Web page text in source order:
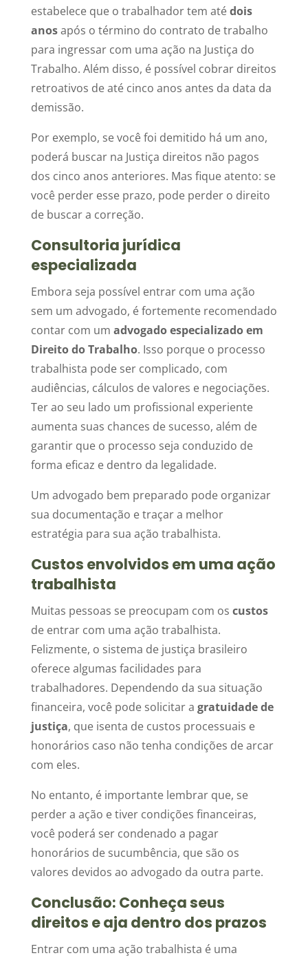
estabelece que o trabalhador tem atédois
anosapós o término do contrato de trabalho
para ingressar com uma ação na Justiça do
Trabalho. Além disso, é possível cobrar direitos
retroativos de até cinco anos antes da data da
demissão.
Por exemplo, se você foi demitido há um ano,
poderá buscar na Justiça direitos não pagos
dos cinco anos anteriores. Mas fique atento: se
você perder esse prazo, pode perder o direito
de buscar a correção.
Consultoria jurídica
especializada
Embora seja possível entrar com uma ação
sem um advogado, é fortemente recomendado
contar com um advogado especializado em
Direito do Trabalho. Isso porque o processo
trabalhista pode ser complicado, com
audiências, cálculos de valores e negociações.
Ter ao seu lado um profissional experiente
aumenta suas chances de sucesso, além de
garantir que o processo seja conduzido de
forma eficaz e dentro da legalidade.
Um advogado bem preparado pode organizar
sua documentação e traçar a melhor
estratégia para sua ação trabalhista.
Custos envolvidos em uma ação
trabalhista
Muitas pessoas se preocupam com os custos
de entrar com uma ação trabalhista.
Felizmente, o sistema de justiça brasileiro
oferece algumas facilidades para
trabalhadores. Dependendo da sua situação
financeira, você pode solicitar a gratuidade de
justiça, que isenta de custos processuais e
honorários caso não tenha condições de arcar
com eles.
No entanto, é importante lembrar que, se
perder a ação e tiver condições financeiras,
você poderá ser condenado a pagar
honorários de sucumbência, que são os
valores devidos ao advogado da outra parte.
Conclusão: Conheça seus
direitos e aja dentro dos prazos
Entrar com uma ação trabalhista é uma